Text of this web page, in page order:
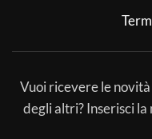
Vuoi ricevere le
degli altri? Inserisci